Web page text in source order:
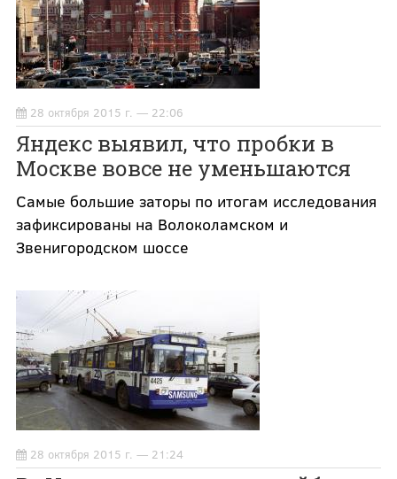
28 октября 2015 г. — 22:06
Яндекс выявил, что пробки в
Москве вовсе не уменьшаются
Самые большие заторы по итогам исследования
зафиксированы на Волоколамском и
Звенигородском шоссе
28 октября 2015 г. — 21:24